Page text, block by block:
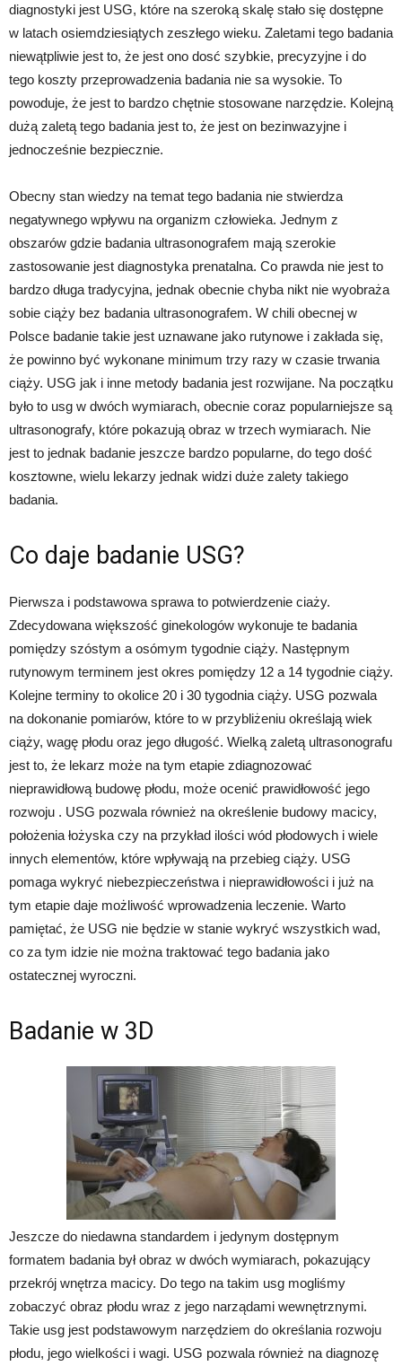
diagnostyki jest USG, które na szeroką skalę stało się dostępne
w latach osiemdziesiątych zeszłego wieku. Zaletami tego badania
niewątpliwie jest to, że jest ono dosć szybkie, precyzyjne i do
tego koszty przeprowadzenia badania nie sa wysokie. To
powoduje, że jest to bardzo chętnie stosowane narzędzie. Kolejną
dużą zaletą tego badania jest to, że jest on bezinwazyjne i
jednocześnie bezpiecznie.
Obecny stan wiedzy na temat tego badania nie stwierdza
negatywnego wpływu na organizm człowieka. Jednym z
obszarów gdzie badania ultrasonografem mają szerokie
zastosowanie jest diagnostyka prenatalna. Co prawda nie jest to
bardzo długa tradycyjna, jednak obecnie chyba nikt nie wyobraża
sobie ciąży bez badania ultrasonografem. W chili obecnej w
Polsce badanie takie jest uznawane jako rutynowe i zakłada się,
że powinno być wykonane minimum trzy razy w czasie trwania
ciąży. USG jak i inne metody badania jest rozwijane. Na początku
było to usg w dwóch wymiarach, obecnie coraz popularniejsze są
ultrasonografy, które pokazują obraz w trzech wymiarach. Nie
jest to jednak badanie jeszcze bardzo popularne, do tego dość
kosztowne, wielu lekarzy jednak widzi duże zalety takiego
badania.
Co daje badanie USG?
Pierwsza i podstawowa sprawa to potwierdzenie ciaży.
Zdecydowana większość ginekologów wykonuje te badania
pomiędzy szóstym a osómym tygodnie ciąży. Następnym
rutynowym terminem jest okres pomiędzy 12 a 14 tygodnie ciąży.
Kolejne terminy to okolice 20 i 30 tygodnia ciąży. USG pozwala
na dokonanie pomiarów, które to w przybliżeniu określają wiek
ciąży, wagę płodu oraz jego długość. Wielką zaletą ultrasonografu
jest to, że lekarz może na tym etapie zdiagnozować
nieprawidłową budowę płodu, może ocenić prawidłowość jego
rozwoju . USG pozwala również na określenie budowy macicy,
położenia łożyska czy na przykład ilości wód płodowych i wiele
innych elementów, które wpływają na przebieg ciąży. USG
pomaga wykryć niebezpieczeństwa i nieprawidłowości i już na
tym etapie daje możliwość wprowadzenia leczenie. Warto
pamiętać, że USG nie będzie w stanie wykryć wszystkich wad,
co za tym idzie nie można traktować tego badania jako
ostatecznej wyroczni.
Badanie w 3D
Jeszcze do niedawna standardem i jedynym dostępnym
formatem badania był obraz w dwóch wymiarach, pokazujący
przekrój wnętrza macicy. Do tego na takim usg mogliśmy
zobaczyć obraz płodu wraz z jego narządami wewnętrznymi.
Takie usg jest podstawowym narzędziem do określania rozwoju
płodu, jego wielkości i wagi. USG pozwala również na diagnozę